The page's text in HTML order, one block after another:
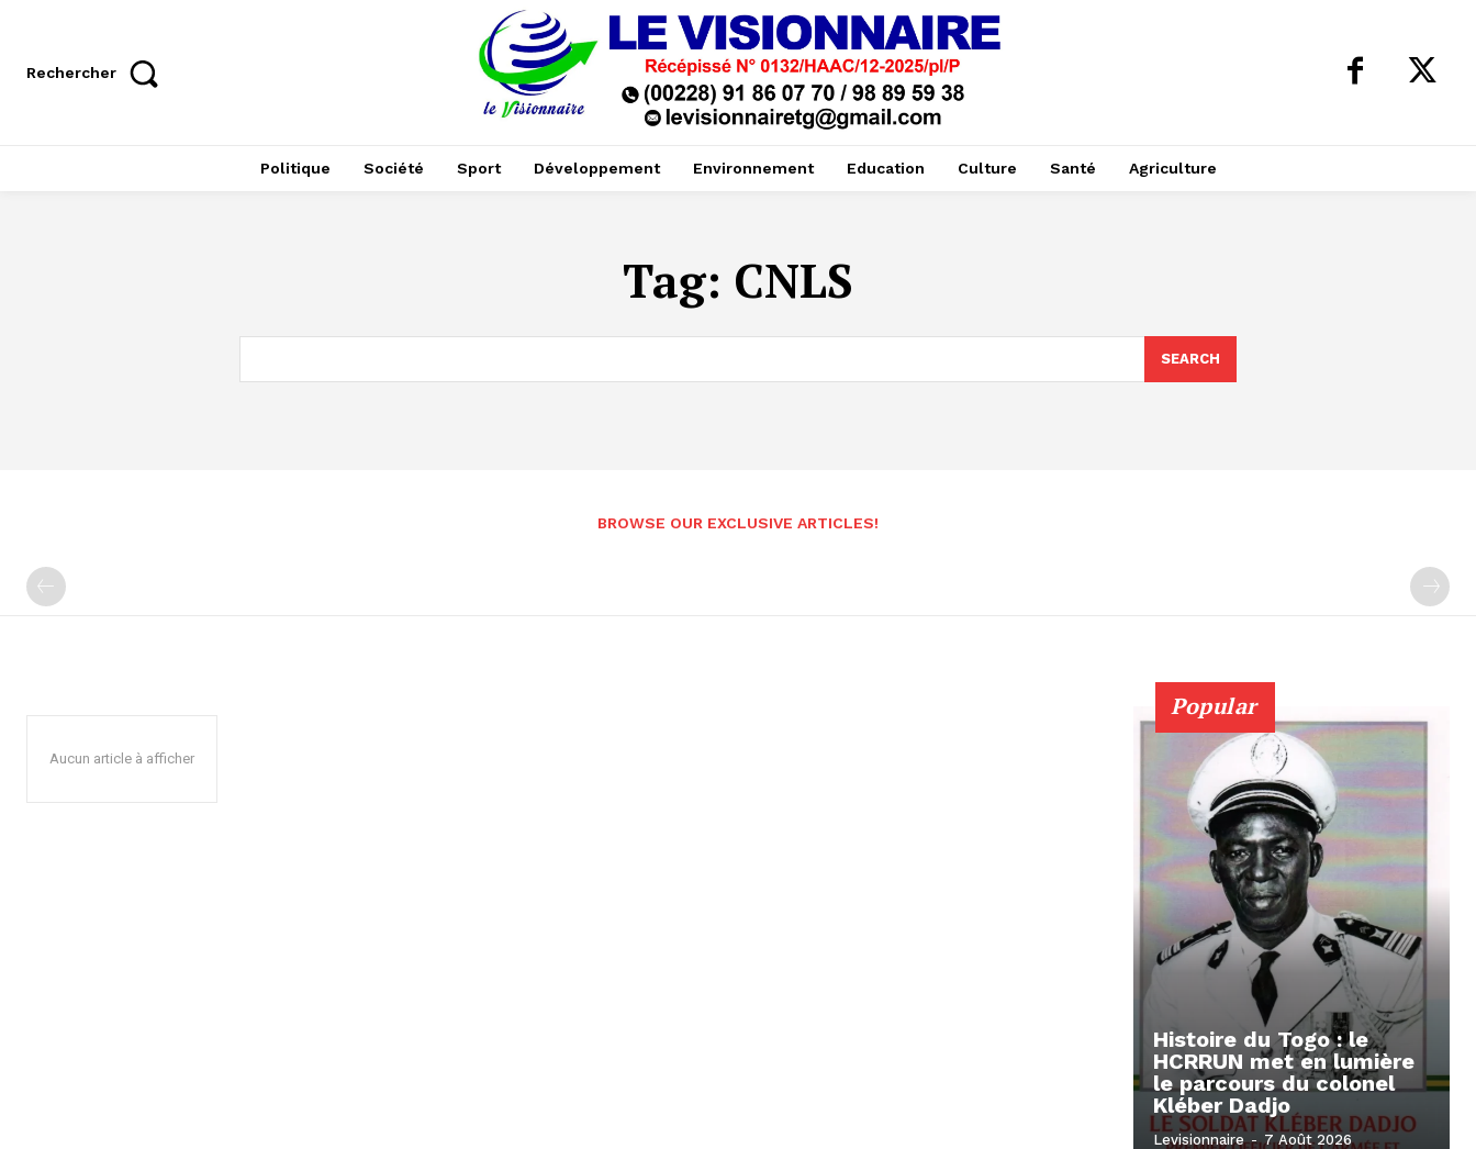
Rechercher
Politique Société Sport Développement Environnement Education Culture Santé Agriculture
Tag: CNLS
SEARCH
BROWSE OUR EXCLUSIVE ARTICLES!
Aucun article à afficher
Popular
Histoire du Togo : le
HCRRUN met en lumière
le parcours du colonel
Kléber Dadjo
Levisionnaire - 7 Août 2026